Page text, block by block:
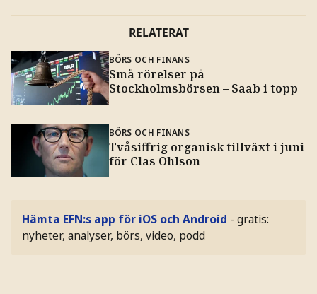
RELATERAT
BÖRS OCH FINANS
Små rörelser på
Stockholmsbörsen – Saab i topp
BÖRS OCH FINANS
Tvåsiffrig organisk tillväxt i juni
för Clas Ohlson
Hämta EFN:s app för iOS och Android - gratis:
nyheter, analyser, börs, video, podd